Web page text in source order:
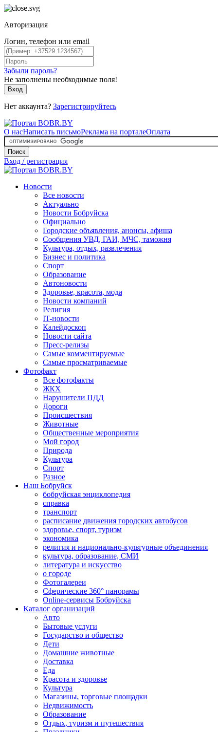
Авторизация
Логин, телефон или email
Забыли пароль?
Не заполнены необходимые поля!
Вход
Нет аккаунта? Зарегистрируйтесь
О насНаписать письмоРеклама на порталеОплата
Поиск
Вход / регистрация
Новости
Все новости
Актуально
Новости Бобруйска
Официально
Городские объявления, анонсы, афиша
Сообщения УВД, ГАИ, МЧС, таможня
Культура, отдых, развлечения
Бизнес и политика
Спорт
Образование
Автоновости
Здоровье, красота, мода
Новости компаний
Религия
IT-новости
Калейдоскоп
Новости сайта
Пресс-релизы
Самые комментируемые
Самые просматриваемые
Фотофакт
Все фотофакты
ЖКХ
Нарушители ПДД
Дороги
Происшествия
Животные
Общественные мероприятия
Мой город
Природа
Культура
Спорт
Разное
Наш Бобруйск
бобруйская энциклопедия
справка
транспорт
расписание движения городских автобусов
здоровье, спорт, туризм
экономика
религия и национально-культурные объединения
культура, образование, СМИ
литература и искусство
о городе
Фотогалереи
Сферические 360° панорамы
Online-сервисы Бобруйска
Каталог организаций
Авто
Бытовые услуги
Государство и общество
Дети
Домашние животные
Доставка
Еда
Красота и здоровье
Культура
Магазины, торговые площадки
Недвижимость
Образование
Отдых, туризм и путешествия